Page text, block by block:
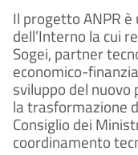
Il progetto ANPR
dell’Interno la cui
Sogei, partner
economico-
sviluppo del
la trasformazione
Consiglio dei
coordinamento